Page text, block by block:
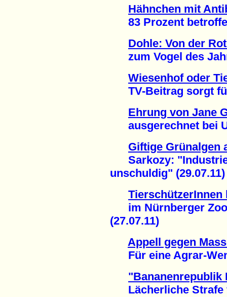
Hähnchen mit
83 Prozent
Dohle: Von der
zum Vogel des
Wiesenhof oder
TV-Beitrag sorgt
Ehrung von Jane
ausgerechnet bei
Giftige Grünalgen
Sarkozy:
unschuldig" (29.07.11)
im Nürnberger
(27.07.11)
Appell gegen
Für eine Agrar-
"Bananenrepublik
Lächerliche Strafe